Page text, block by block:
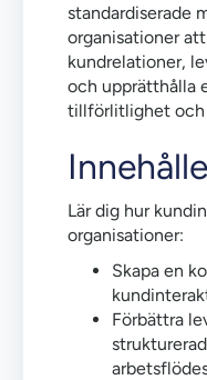
standardiserade
organisationer
kundrelationer,
och upprätthålla
tillförlitlighet och
Lär dig hur
organisationer:
Skapa en
Förbättra